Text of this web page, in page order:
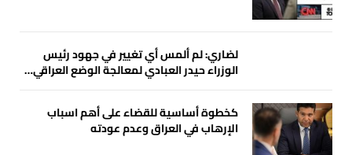
لضاري: لم ألمس أي تغيير في جهود رئيس
الوزراء حيدر العبادي لمعالجة الوضع العراقي…
كخطوة أساسية للقضاء على أهم اسباب
الإرهاب في العراق وعدم عودته